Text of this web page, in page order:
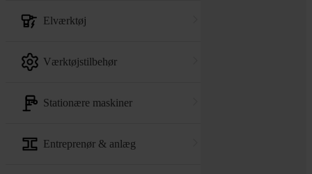
elværktøj
værktøjstilbehør
stationære maskiner
entreprenør & anlæg